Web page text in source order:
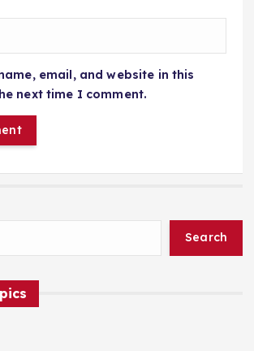
email, and website in this
next time I comment.
Search